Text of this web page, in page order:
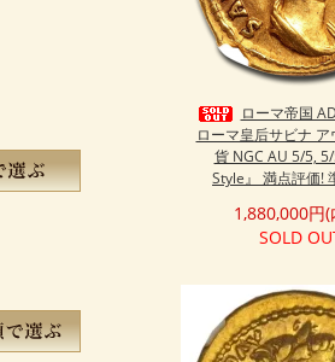
ローマ帝国
ローマ皇后サビナ
貨 NGC AU 5/5,
Style』 満点評価!
1,880,000円(
SOLD